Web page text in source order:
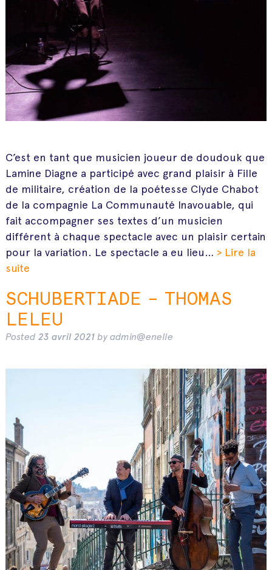
C’est en tant que musicien joueur de doudouk que
Lamine Diagne a participé avec grand plaisir à Fille
de militaire, création de la poétesse Clyde Chabot
de la compagnie La Communauté Inavouable, qui
fait accompagner ses textes d’un musicien
différent à chaque spectacle avec un plaisir certain
pour la variation. Le spectacle a eu lieu… > Lire la
suite
SCHUBERTIADE – THOMAS
LELEU
Posted 23 avril 2021 by admin@enelle